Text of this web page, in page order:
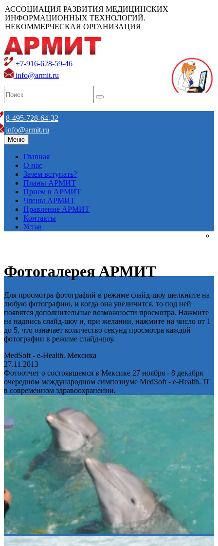
АССОЦИАЦИЯ РАЗВИТИЯ МЕДИЦИНСКИХ
ИНФОРМАЦИОННЫХ ТЕХНОЛОГИЙ.
НЕКОММЕРЧЕСКАЯ ОРГАНИЗАЦИЯ
+7-916-628-59-46
info@armit.ru
8-495-728-64-32
info@armit.ru
Меню
Главная
О нас
Зачем вступать?
Планы АРМИТ
Прием в АРМИТ
Члены АРМИТ
Правление АРМИТ
Контакты
Устав
Фотогалерея АРМИТ
Для просмотра фотографий в режиме слайд-шоу щелкните на
любую фотографию, и когда она увеличится, то под ней
появятся дополнительные возможности просмотра. Нажмите
на надпись слайд-шоу и, при желании, нажмите на число от 1
до 5, что означает количество секунд просмотра каждой
фотографии в режиме слайд-шоу.
MedSoft - e-Health. Мексика
27.11.2013
Фотоотчет о состоявшемся в Мексике 27 ноября - 8 декабря
очередном международном симпозиуме MedSoft - e-Health. IT
в современном здравоохранении.